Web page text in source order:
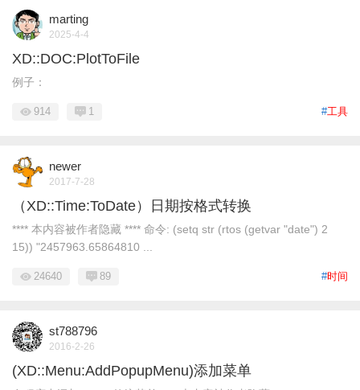
marting
2025-4-4
XD::DOC:PlotToFile
例子：
#工具
914 1
newer
2017-7-28
（XD::Time:ToDate）日期按格式转换
**** 本内容被作者隐藏 **** 命令: (setq str (rtos (getvar "date") 2
15)) "2457963.65864810 ...
#时间
24640 89
st788796
2016-2-26
(XD::Menu:AddPopupMenu)添加菜单